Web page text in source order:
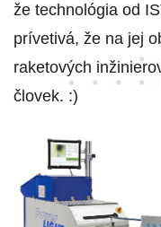
že technológia od
prívetivá, že na jej
raketových
človek. :)